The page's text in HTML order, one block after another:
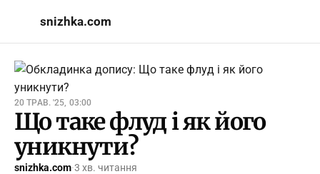
snizhka.com
20 ТРАВ. '25, 03:00
Що таке флуд і як його
уникнути?
snizhka.com·3 хв. читання